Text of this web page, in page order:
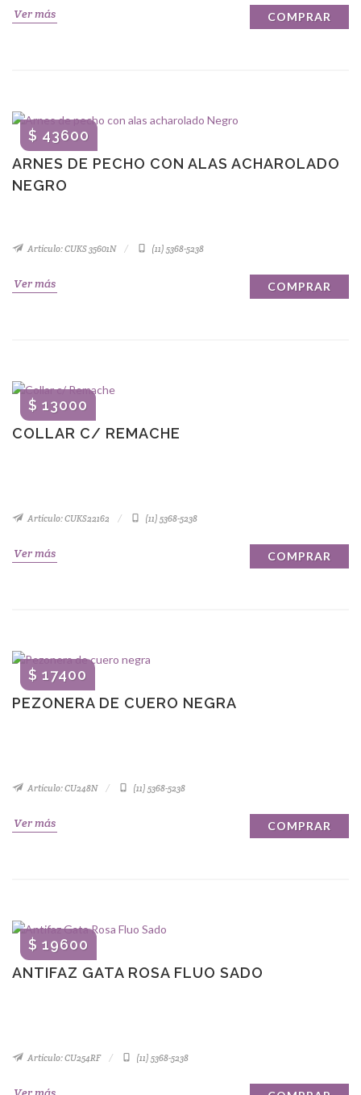
Ver más COMPRAR
ARNES DE PECHO CON ALAS ACHAROLADO
NEGRO
$ 43600
Artículo: CUKS 35601N (11) 5368-5238
Ver más COMPRAR
COLLAR C/ REMACHE
$ 13000
Artículo: CUKS22162 (11) 5368-5238
Ver más COMPRAR
PEZONERA DE CUERO NEGRA
$ 17400
Artículo: CU248N (11) 5368-5238
Ver más COMPRAR
ANTIFAZ GATA ROSA FLUO SADO
$ 19600
Artículo: CU254RF (11) 5368-5238